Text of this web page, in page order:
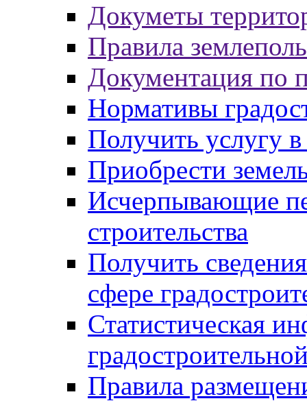
Докуметы
Правила
Документация по
Нормативы
Получить услугу в
Приобрести
Исчерпывающие
строительства
Получить
сфере
Статистическая
Правила